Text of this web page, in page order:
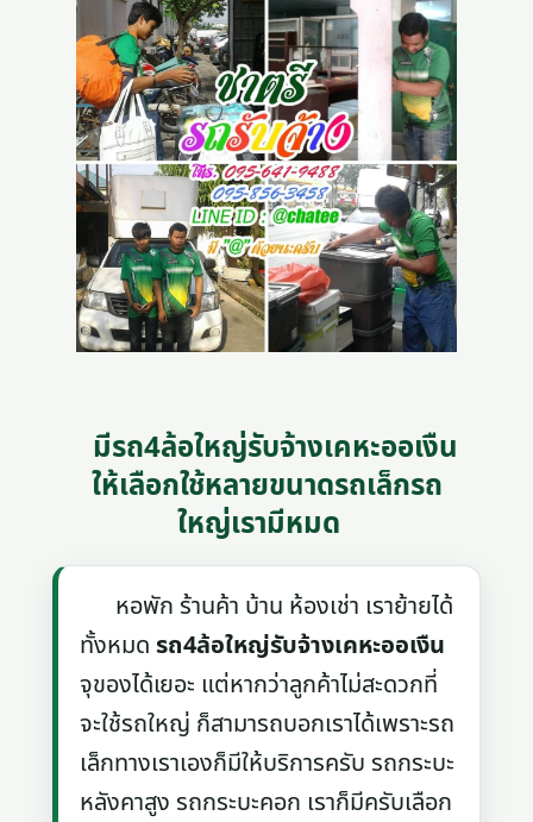
มีรถ4ล้อใหญ่รับจ้างเคหะออเงืน
ให้เลือกใช้หลายขนาดรถเล็กรถ
ใหญ่เรามีหมด
หอพัก ร้านค้า บ้าน ห้องเช่า เราย้ายได้
ทั้งหมดรถ4ล้อใหญ่รับจ้างเคหะออเงืน
จุของได้เยอะ แต่หากว่าลูกค้าไม่สะดวกที่
จะใช้รถใหญ่ ก็สามารถบอกเราได้เพราะรถ
เล็กทางเราเองก็มีให้บริการครับ รถกระบะ
หลังคาสูง รถกระบะคอก เราก็มีครับเลือก